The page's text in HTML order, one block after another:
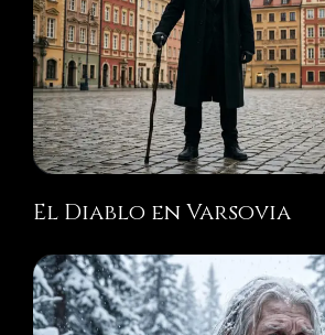
El Diablo en Varsovia